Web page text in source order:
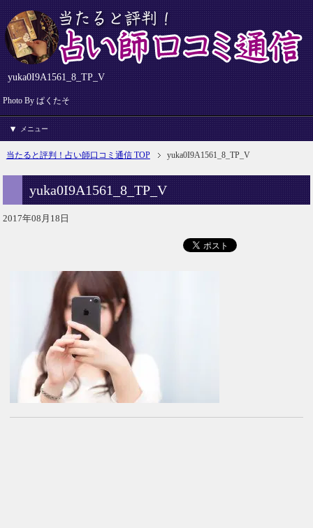
yuka0I9A1561_8_TP_V
Photo By ぱくたそ
メニュー
当たると評判！占い師口コミ通信 TOP yuka0I9A1561_8_TP_V
yuka0I9A1561_8_TP_V
2017年08月18日